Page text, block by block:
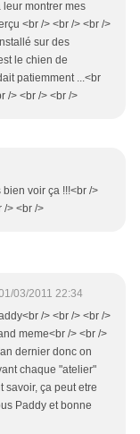
leur montrer mes
<br /> <br /> <br />
sur des
le chien de
patiemment ...<br
/> <br /> <br />
voir ça !!!<br />
/> <br />
03/2011 22:34
/> <br /> <br />
meme<br /> <br />
dernier donc on
chaque "atelier"
savoir, ça peut etre
Paddy et bonne